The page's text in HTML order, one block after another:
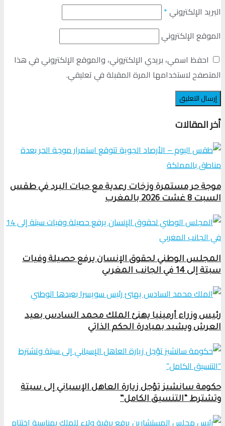
البريد الإلكتروني*
الموقع الإلكتروني
احفظ اسمي، بريدي الإلكتروني، والموقع الإلكتروني في هذا
المتصفح لاستخدامها المرة المقبلة في تعليقي.
أخر المقالات
موجة حر مستمرة وزخات رعدية مع حبات البرد في طقس
السبت 8 غشت 2026 بالمغرب
المجلس الوطني لحقوق الإنسان يرفع حصيلة وفيات
سبتة إلى 14 في الجانب المغربي
رئيس وزراء أرمينيا يهنئ الملك محمد السادس بعيد
العرش ويشيد بمبادرة الحكم الذاتي
حكومة سانشيز تؤجل زيارة العاهل الإسباني إلى سبتة
وتشترط “التنسيق الكامل”